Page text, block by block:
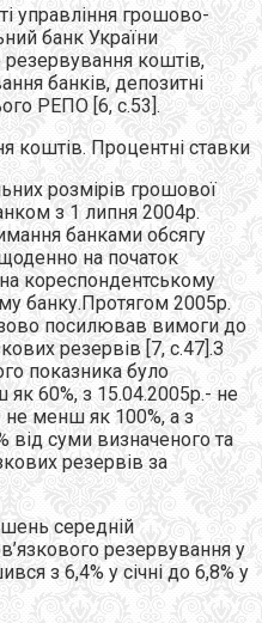
управління грошово-
банк України
коштів,
банків, депозитні
РЕПО [6, с.53].
коштів. Процентні ставки
розмірів грошової
з 1 липня 2004р.
банками обсягу
на початок
кореспондентському
банку.Протягом 2005р.
посилював вимоги до
резервів [7, с.47].З
показника було
60%, з 15.04.2005р.- не
менш як 100%, а з
суми визначеного та
резервів за
середній
резервування у
з 6,4% у січні до 6,8% у